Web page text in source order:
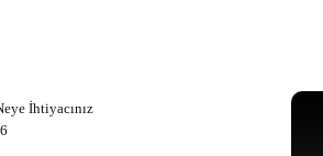
İhtiyacınız